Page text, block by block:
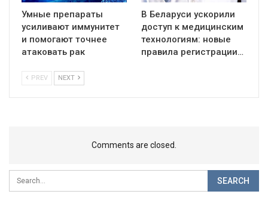
Умные препараты
усиливают иммунитет
и помогают точнее
атаковать рак
В Беларуси ускорили
доступ к медицинским
технологиям: новые
правила регистрации…
PREV NEXT
Comments are closed.